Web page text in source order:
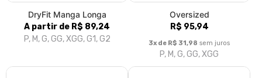
DryFit Manga Longa
A partir de R$ 89,24
P, M, G, GG, XGG, G1, G2
Oversized
R$ 95,94
3x de R$ 31,98 sem juros
P, M, G, GG, XGG